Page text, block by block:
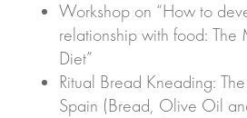
Workshop on “How to
relationship with food: The
Diet”
Ritual Bread Kneading:
Spain (Bread, Olive Oil